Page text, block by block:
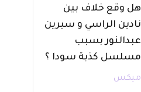
هل وقع خلاف بين
نادين الراسي و سيرين
عبدالنور بسبب
مسلسل كذبة سودا ؟
ميكس